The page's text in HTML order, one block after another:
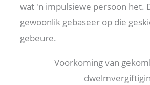
wat 'n impulsiewe persoon het.
gewoonlik gebaseer op die
gebeure.
Voorkoming van